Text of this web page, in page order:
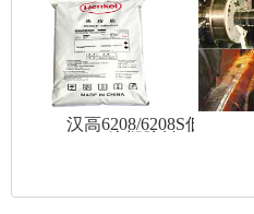
汉高6208/6208S低温